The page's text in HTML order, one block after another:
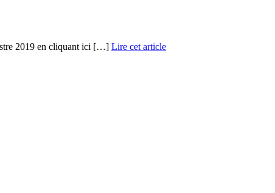
2019 en cliquant ici […] Lire cet article